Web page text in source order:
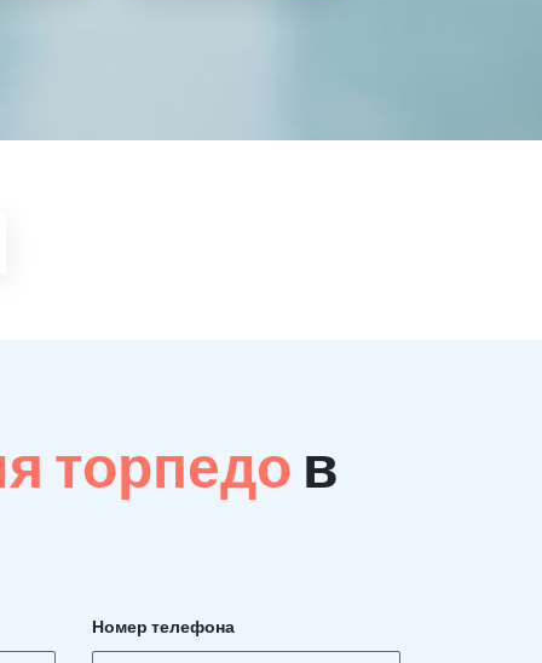
торпедо в
Номер телефона